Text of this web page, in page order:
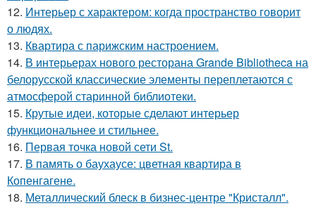
12. Интерьер с характером: когда пространство говорит
о людях.
13. Квартира с парижским настроением.
14. В интерьерах нового ресторана Grande Bibliotheca на
белорусской классические элементы переплетаются с
атмосферой старинной библиотеки.
15. Крутые идеи, которые сделают интерьер
функциональнее и стильнее.
16. Первая точка новой сети St.
17. В память о баухаусе: цветная квартира в
Копенгагене.
18. Металлический блеск в бизнес-центре "Кристалл".